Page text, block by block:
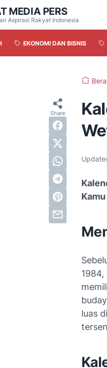
MEDIA PERS
Aspirasi Rakyat Indonesia
EKONOMI DAN BISNIS
luas